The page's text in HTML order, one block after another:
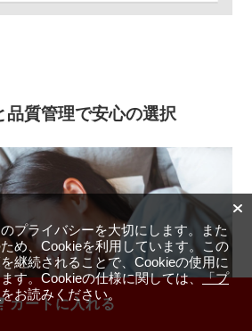
カートに入れる
品質管理で安心の選択
プライバシーを大切にします。また
め、Cookieを利用しています。この
継続されることで、Cookieの使用に
す。Cookieの仕様に関しては、「プ
をお読みください。